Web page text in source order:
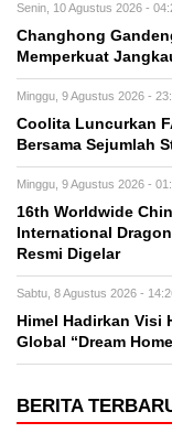
Senin, 10 Agustus 2026 -
Changhong
Memperkuat
Minggu, 9 Agustus 2026 -
Coolita Luncurkan
Bersama Sejumlah
Minggu, 9 Agustus 2026 -
16th Worldwide
International
Resmi Digelar
Sabtu, 8 Agustus 2026 -
Himel Hadirkan Visi
Global “Dream
BERITA